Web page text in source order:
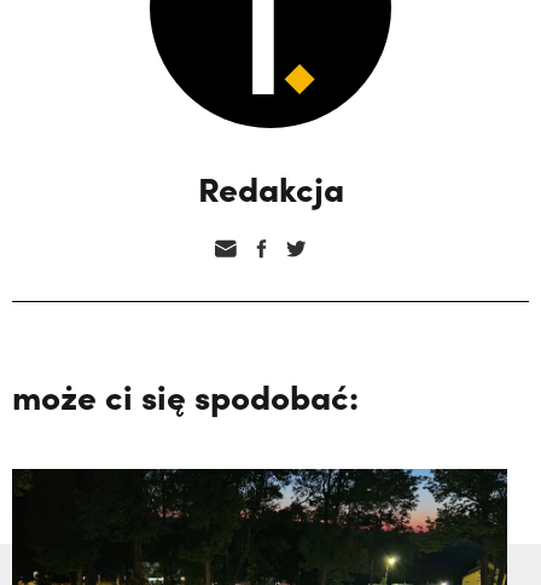
Redakcja
może ci się spodobać: